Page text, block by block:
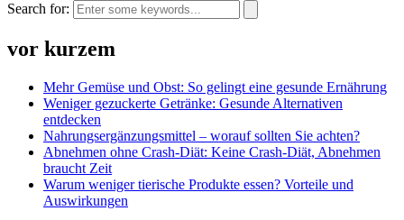
Search for:
vor kurzem
Mehr Gemüse und Obst: So gelingt eine gesunde Ernährung
Weniger gezuckerte Getränke: Gesunde Alternativen
entdecken
Nahrungsergänzungsmittel – worauf sollten Sie achten?
Abnehmen ohne Crash-Diät: Keine Crash-Diät, Abnehmen
braucht Zeit
Warum weniger tierische Produkte essen? Vorteile und
Auswirkungen